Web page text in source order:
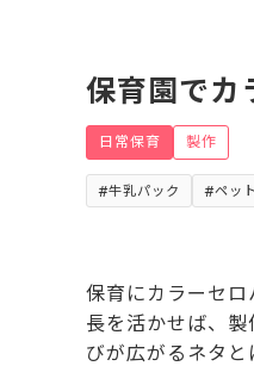
保育園でカ
日常保育 製作
牛乳パック ペッ
保育にカラーセ
長を活かせば、
びが広がるネタと